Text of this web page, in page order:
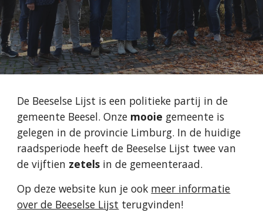
De Beeselse Lijst is een politieke partij in de
gemeente Beesel. Onze mooie gemeente is
gelegen in de provincie Limburg. In de huidige
raadsperiode heeft de Beeselse Lijst twee van
de vijftien zetels in de gemeenteraad.
Op deze website kun je ook meer informatie
over de Beeselse Lijst terugvinden!